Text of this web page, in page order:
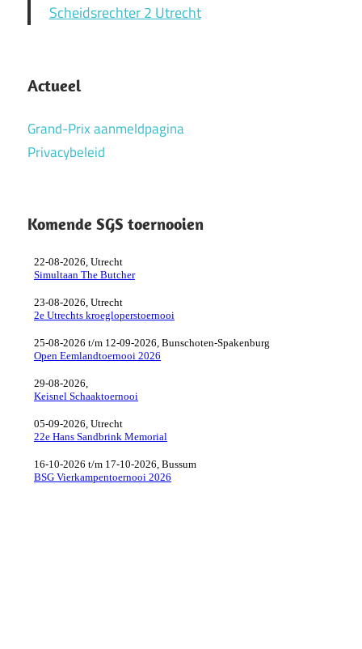
Scheidsrechter 2 Utrecht
Actueel
Grand-Prix aanmeldpagina
Privacybeleid
Komende SGS toernooien